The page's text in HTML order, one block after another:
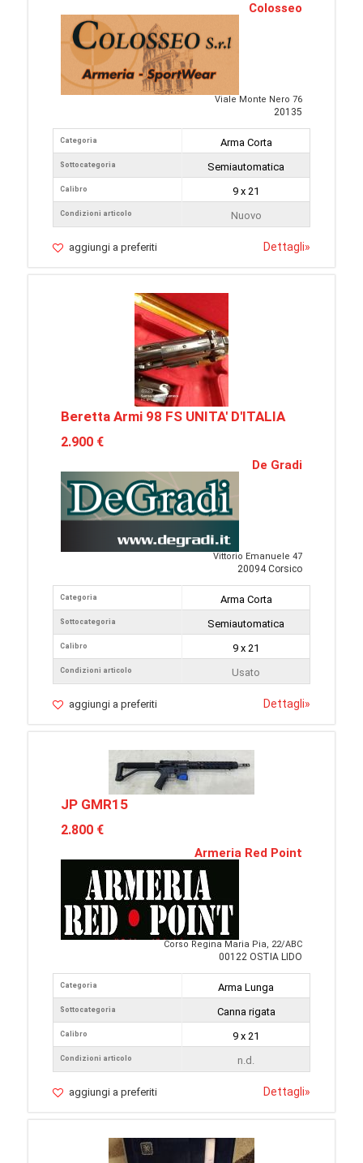
Colosseo
Viale Monte Nero 76
20135
Categoria
Sottocategoria
Calibro
Condizioni articolo
Arma Corta
Semiautomatica
9 x 21
Nuovo
aggiungi a preferiti Dettagli»
Beretta Armi 98 FS UNITA' D'ITALIA
2.900 €
De Gradi
Vittorio Emanuele 47
20094 Corsico
Categoria
Sottocategoria
Calibro
Condizioni articolo
Arma Corta
Semiautomatica
9 x 21
Usato
aggiungi a preferiti Dettagli»
JP GMR15
2.800 €
Armeria Red Point
Corso Regina Maria Pia, 22/ABC
00122 OSTIA LIDO
Categoria
Sottocategoria
Calibro
Condizioni articolo
Arma Lunga
Canna rigata
9 x 21
n.d.
aggiungi a preferiti Dettagli»